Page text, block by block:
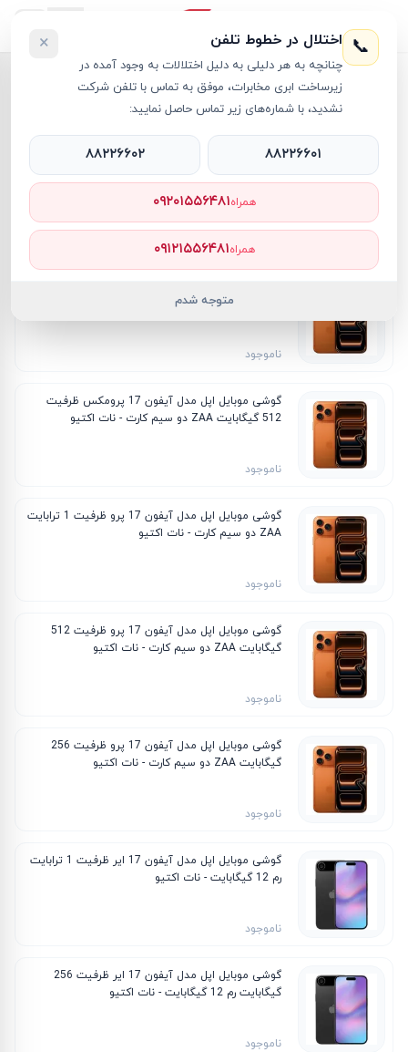
گوشی موبایل اپل
گوشی موبایل اپل
فیلترها
محصول جدیدترین ارزان‌ترین گران‌ترین پرفروش‌ترین
ناموجود
گوشی موبایل اپل مدل آیفون 17 پرومکس ظرفیت
512 گیگابایت ZAA دو سیم کارت - نات اکتیو
ناموجود
گوشی موبایل اپل مدل آیفون 17 پرو ظرفیت 1 ترابایت
ZAA دو سیم کارت - نات اکتیو
ناموجود
گوشی موبایل اپل مدل آیفون 17 پرو ظرفیت 512
گیگابایت ZAA دو سیم کارت - نات اکتیو
ناموجود
گوشی موبایل اپل مدل آیفون 17 پرو ظرفیت 256
گیگابایت ZAA دو سیم کارت - نات اکتیو
ناموجود
گوشی موبایل اپل مدل آیفون 17 ایر ظرفیت 1 ترابایت
رم 12 گیگابایت - نات اکتیو
ناموجود
گوشی موبایل اپل مدل آیفون 17 ایر ظرفیت 256
گیگابایت رم 12 گیگابایت - نات اکتیو
ناموجود
📞 اختلال در خطوط تلفن
چنانچه به هر دلیلی به دلیل اختلالات به وجود آمده در
زیرساخت ابری مخابرات، موفق به تماس با تلفن شرکت
نشدید، با شماره‌های زیر تماس حاصل نمایید:
×
۸۸۲۲۶۶۰۱ ۸۸۲۲۶۶۰۲
همراه۰۹۲۰۱۵۵۶۴۸۱
همراه۰۹۱۲۱۵۵۶۴۸۱
متوجه شدم